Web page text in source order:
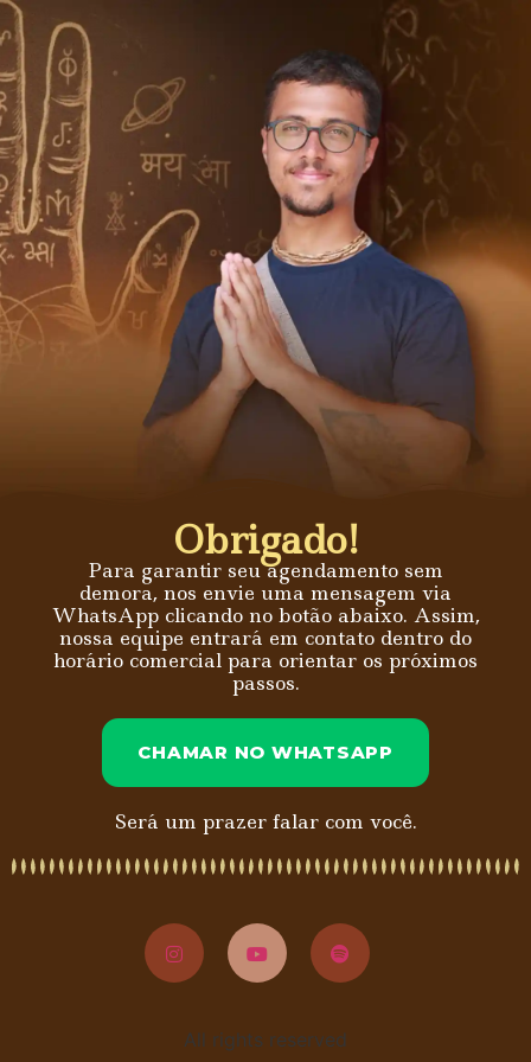
Obrigado!
Para garantir seu agendamento sem
demora, nos envie uma mensagem via
WhatsApp clicando no botão abaixo. Assim,
nossa equipe entrará em contato dentro do
horário comercial para orientar os próximos
passos.
CHAMAR NO WHATSAPP
Será um prazer falar com você.
All rights reserved